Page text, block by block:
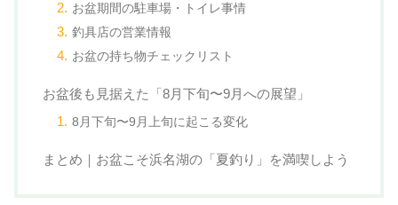
お盆期間の駐車場・トイレ事情
釣具店の営業情報
お盆の持ち物チェックリスト
お盆後も見据えた「8月下旬〜9月への展望」
8月下旬〜9月上旬に起こる変化
まとめ｜お盆こそ浜名湖の「夏釣り」を満喫しよう